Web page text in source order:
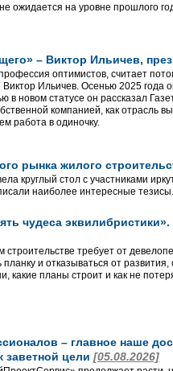
ожидается на уровне прошлого
– Виктор Ильичев,
оптимистов, считает
Ильичев. Осенью 2025 года
в новом статусе он рассказал
компанией, как отрасль
работа в одиночку.
рынка жилого
круглый стол с участниками
наиболее интересные тезисы.
чудеса
строительстве требует от
и отказываться от
какие планы строит и как не
– главное наше
заветной цели [05.08.2026]